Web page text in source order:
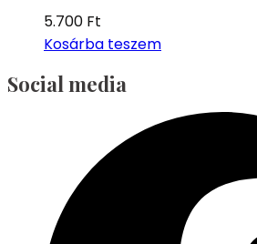
5.700 Ft
Kosárba teszem
Social media